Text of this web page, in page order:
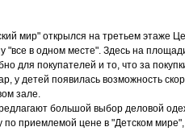
мир" открылся на третьем этаже
"все в одном месте". Здесь на
для покупателей и то, что за
у детей появилась возможность
зале.
большой выбор деловой
по приемлемой цене в "Детском